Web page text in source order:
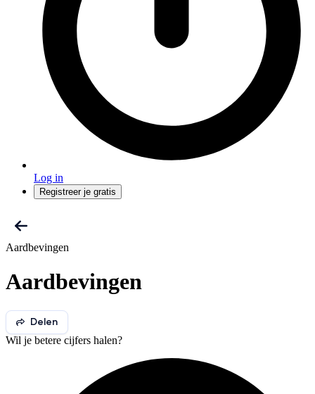
Log in
Registreer je gratis
Aardbevingen
Aardbevingen
Delen
Wil je betere cijfers halen?